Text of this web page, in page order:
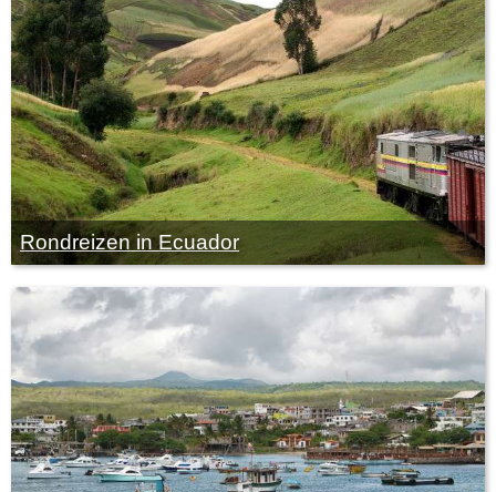
Rondreizen in Ecuador